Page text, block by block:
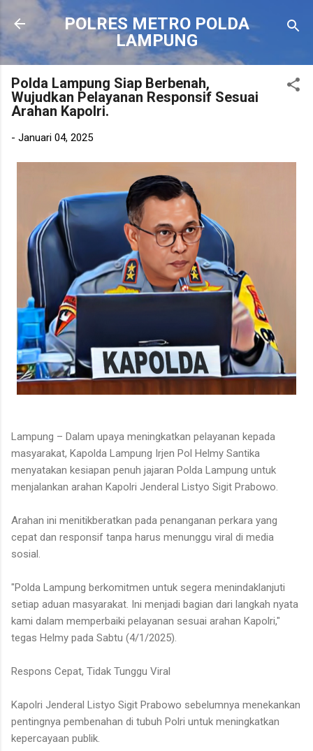
Langsung ke konten utama
POLRES METRO POLDA
LAMPUNG
Polda Lampung Siap Berbenah,
Wujudkan Pelayanan Responsif Sesuai
Arahan Kapolri.
- Januari 04, 2025
Lampung – Dalam upaya meningkatkan pelayanan kepada
masyarakat, Kapolda Lampung Irjen Pol Helmy Santika
menyatakan kesiapan penuh jajaran Polda Lampung untuk
menjalankan arahan Kapolri Jenderal Listyo Sigit Prabowo.
Arahan ini menitikberatkan pada penanganan perkara yang
cepat dan responsif tanpa harus menunggu viral di media
sosial.
"Polda Lampung berkomitmen untuk segera menindaklanjuti
setiap aduan masyarakat. Ini menjadi bagian dari langkah nyata
kami dalam memperbaiki pelayanan sesuai arahan Kapolri,"
tegas Helmy pada Sabtu (4/1/2025).
Respons Cepat, Tidak Tunggu Viral
Kapolri Jenderal Listyo Sigit Prabowo sebelumnya menekankan
pentingnya pembenahan di tubuh Polri untuk meningkatkan
kepercayaan publik.